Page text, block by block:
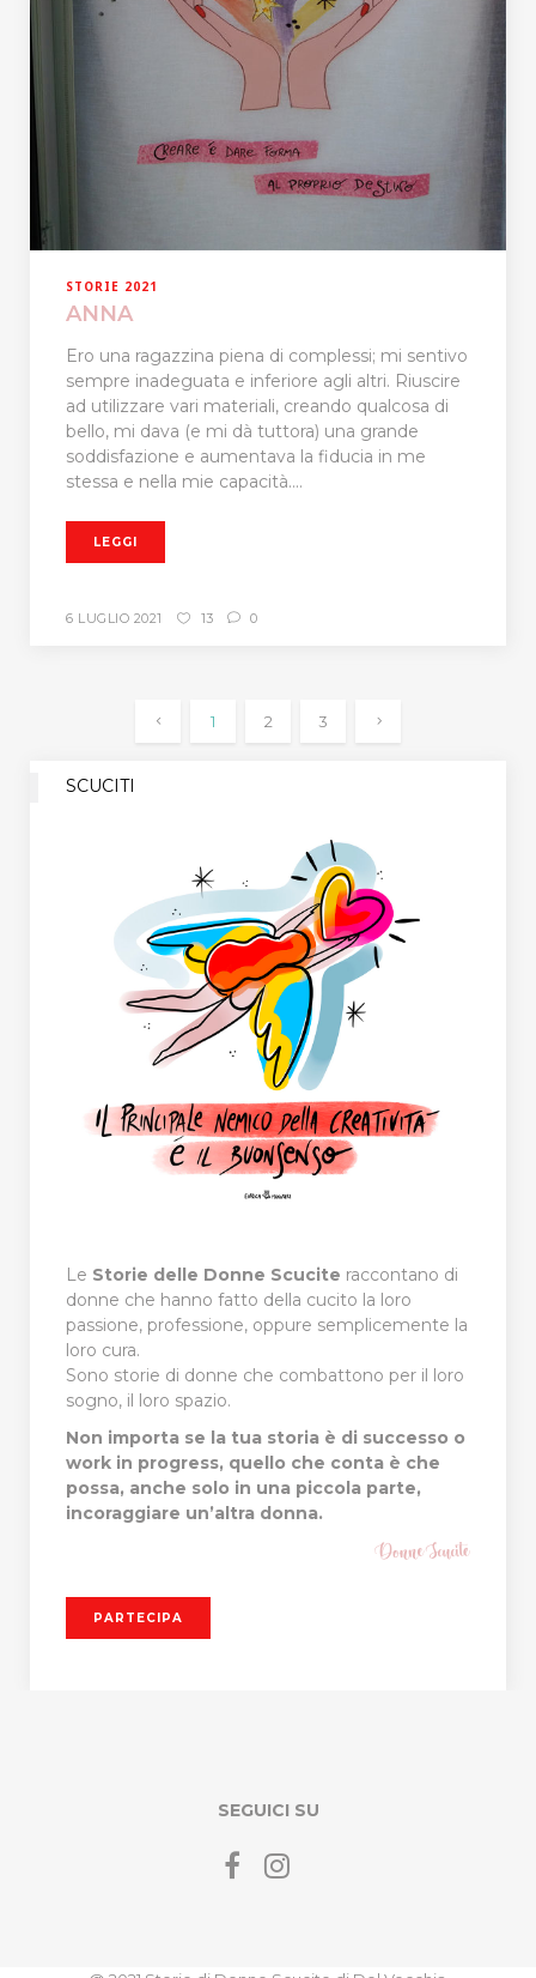
STORIE 2021
ANNA
Ero una ragazzina piena di complessi; mi sentivo
sempre inadeguata e inferiore agli altri. Riuscire
ad utilizzare vari materiali, creando qualcosa di
bello, mi dava (e mi dà tuttora) una grande
soddisfazione e aumentava la fiducia in me
stessa e nella mie capacità....
LEGGI
6 LUGLIO 2021 13 0
1 2 3
SCUCITI
Le Storie delle Donne Scucite raccontano di
donne che hanno fatto della cucito la loro
passione, professione, oppure semplicemente la
loro cura.
Sono storie di donne che combattono per il loro
sogno, il loro spazio.
Non importa se la tua storia è di successo o
work in progress, quello che conta è che
possa, anche solo in una piccola parte,
incoraggiare un’altra donna.
PARTECIPA
SEGUICI SU